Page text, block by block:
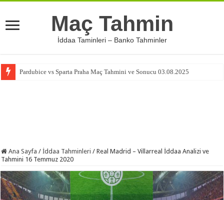
Maç Tahmin
İddaa Taminleri – Banko Tahminler
Pardubice vs Sparta Praha Maç Tahmini ve Sonucu 03.08.2025
Ana Sayfa / İddaa Tahminleri / Real Madrid – Villarreal İddaa Analizi ve
Tahmini 16 Temmuz 2020